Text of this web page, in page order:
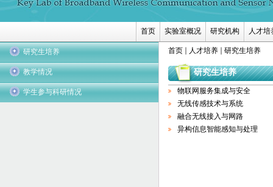
首页 实验室概况 研究机构 人才培
研究生培养
教学情况
学生参与科研情况
首页 人才培养 研究生培养
研究生培养
物联网服务集成与安全
无线传感技术与系统
融合无线接入与网路
异构信息智能感知与处理